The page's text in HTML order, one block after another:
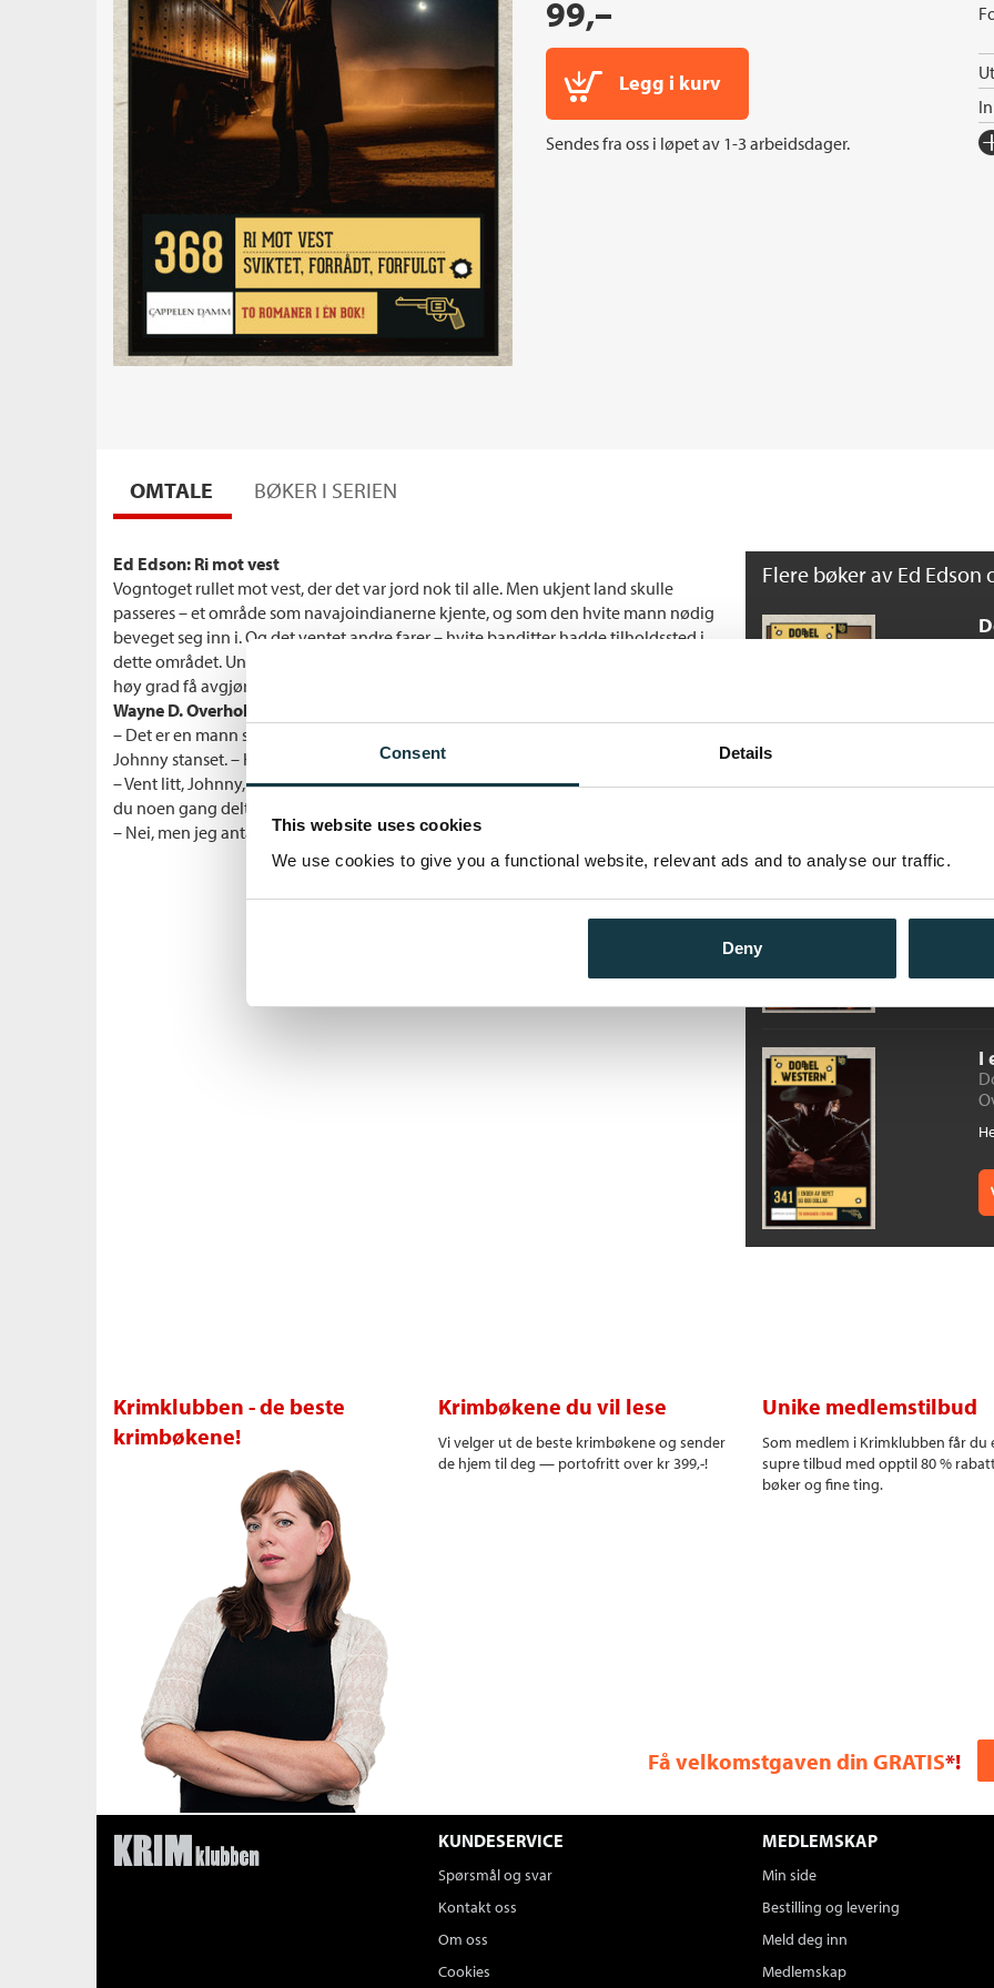
Consent Details
This website uses cookies
We use cookies to give you a functional website, relevant ads and to analyse our traffic.
Deny
99,–
Legg i kurv
Sendes fra oss i løpet av 1-3 arbeidsdager.
OMTALE BØKER I SERIEN
Ed Edson: Ri mot vest
Vogntoget rullet mot vest, der det var jord nok til alle. Men ukjent land skulle
passeres – et område som navajoindianerne kjente, og som den hvite mann nødig
beveget seg inn i. Og det ventet andre farer – hvite banditter hadde tilholdssted i
dette området. Underveis sluttet en tidligere sheriff seg til vogntoget. Han skulle i
høy grad få avgjørende betydning for vogntogets videre skjebne …
Wayne D. Overholser: Sviktet, forrådt, forfulgt
– Det er en mann som kaller seg Bob Kregg som er kommet hit for å drepe deg.
Johnny stanset. – Hvor er han?
– Vent litt, Johnny, sa sheriff Joe Veal. – Kregg er en profesjonell revolvermann. Har
du noen gang deltatt i en duell?
– Nei, men jeg antar at det er på tide.
Flere bøker av Ed Edson
I
Krimklubben - de beste
krimbøkene!
Krimbøkene du vil lese
Vi velger ut de beste krimbøkene og sender
de hjem til deg — portofritt over kr 399,-!
Unike medlemstilbud
Som medlem i Krimklubben får du
supre tilbud med opptil 80 %
bøker og fine ting.
Få velkomstgaven din GRATIS*!
KUNDESERVICE
Spørsmål og svar
Kontakt oss
Om oss
Cookies
MEDLEMSKAP
Min side
Bestilling og levering
Meld deg inn
Medlemskap